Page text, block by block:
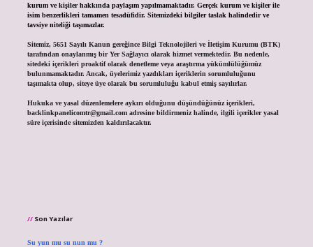
kurum ve kişiler hakkında paylaşım yapılmamaktadır. Gerçek kurum ve kişiler ile
isim benzerlikleri tamamen tesadüfidir. Sitemizdeki bilgiler taslak halindedir ve
tavsiye niteliği taşımazlar.
Sitemiz, 5651 Sayılı Kanun gereğince Bilgi Teknolojileri ve İletişim Kurumu (BTK)
tarafından onaylanmış bir Yer Sağlayıcı olarak hizmet vermektedir. Bu nedenle,
sitedeki içerikleri proaktif olarak denetleme veya araştırma yükümlülüğümüz
bulunmamaktadır. Ancak, üyelerimiz yazdıkları içeriklerin sorumluluğunu
taşımakta olup, siteye üye olarak bu sorumluluğu kabul etmiş sayılırlar.
Hukuka ve yasal düzenlemelere aykırı olduğunu düşündüğünüz içerikleri,
backlinkpanelicomtr@gmail.comadresine bildirmeniz halinde, ilgili içerikler yasal
süre içerisinde sitemizden kaldırılacaktır.
Son Yazılar
Su yun mu su nun mu ?